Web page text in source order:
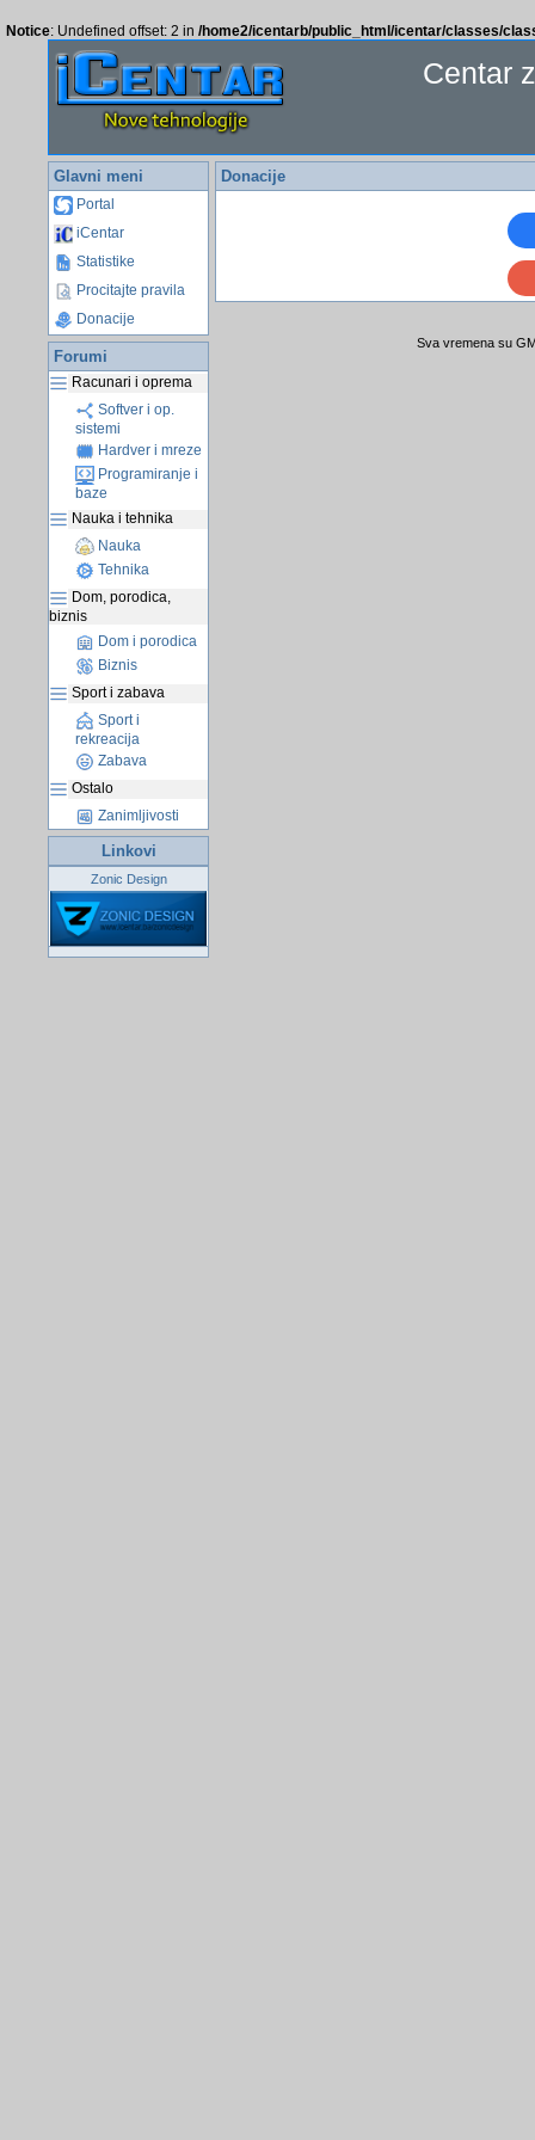
Notice: Undefined offset: 2 in /home2/icentarb/public_html/icentar/classes/
Centar
Glavni meni
Portal
iCentar
Statistike
Procitajte pravila
Donacije
Forumi
Racunari i oprema
Softver i op.
sistemi
Hardver i mreze
Programiranje i
baze
Nauka i tehnika
Nauka
Tehnika
Dom, porodica,
biznis
Dom i porodica
Biznis
Sport i zabava
Sport i
rekreacija
Zabava
Ostalo
Zanimljivosti
Linkovi
Zonic Design
Donacije
Sva vremena su